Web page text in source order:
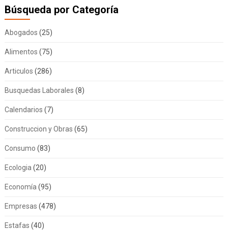
Búsqueda por Categoría
Abogados (25)
Alimentos (75)
Articulos (286)
Busquedas Laborales (8)
Calendarios (7)
Construccion y Obras (65)
Consumo (83)
Ecologia (20)
Economía (95)
Empresas (478)
Estafas (40)